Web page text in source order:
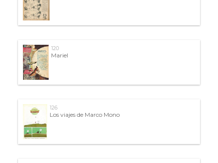
120
Mariel
126
Los viajes de Marco Mono